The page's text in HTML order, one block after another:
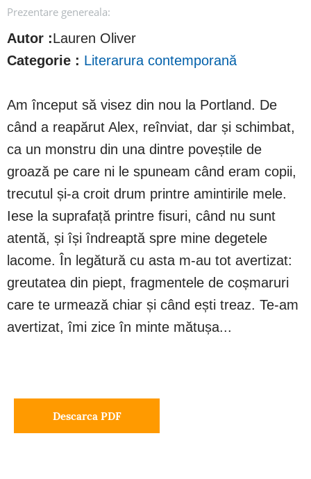
Prezentare genereala:
Autor :Lauren Oliver
Categorie : Literarura contemporană
Am început să visez din nou la Portland. De
când a reapărut Alex, reînviat, dar și schimbat,
ca un monstru din una dintre poveștile de
groază pe care ni le spuneam când eram copii,
trecutul și-a croit drum printre amintirile mele.
Iese la suprafață printre fisuri, când nu sunt
atentă, și își îndreaptă spre mine degetele
lacome. În legătură cu asta m-au tot avertizat:
greutatea din piept, fragmentele de coșmaruri
care te urmează chiar și când ești treaz. Te-am
avertizat, îmi zice în minte mătușa...
Descarca PDF